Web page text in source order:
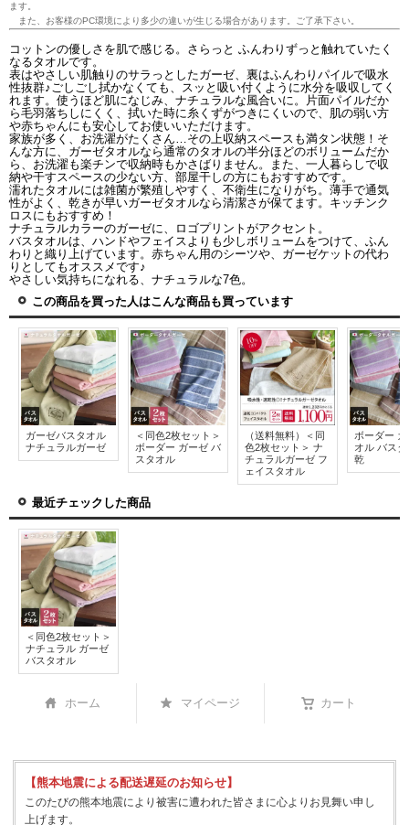
ます。
また、お客様のPC環境により多少の違いが生じる場合があります。ご了承下さい。
コットンの優しさを肌で感じる。さらっと ふんわりずっと触れていたく
なるタオルです。
表はやさしい肌触りのサラっとしたガーゼ、裏はふんわりパイルで吸水
性抜群♪ごしごし拭かなくても、スッと吸い付くように水分を吸収してく
れます。使うほど肌になじみ、ナチュラルな風合いに。片面パイルだか
ら毛羽落ちしにくく、拭いた時に糸くずがつきにくいので、肌の弱い方
や赤ちゃんにも安心してお使いいただけます。
家族が多く、お洗濯がたくさん…その上収納スペースも満タン状態！そ
んな方に、ガーゼタオルなら通常のタオルの半分ほどのボリュームだか
ら、お洗濯も楽チンで収納時もかさばりません。また、一人暮らしで収
納や干すスペースの少ない方、部屋干しの方にもおすすめです。
濡れたタオルには雑菌が繁殖しやすく、不衛生になりがち。薄手で通気
性がよく、乾きが早いガーゼタオルなら清潔さが保てます。キッチンク
ロスにもおすすめ！
ナチュラルカラーのガーゼに、ロゴプリントがアクセント。
バスタオルは、ハンドやフェイスよりも少しボリュームをつけて、ふん
わりと織り上げています。赤ちゃん用のシーツや、ガーゼケットの代わ
りとしてもオススメです♪
やさしい気持ちになれる、ナチュラルな7色。
この商品を買った人はこんな商品も買っています
ガーゼバスタオル
ナチュラルガーゼ
＜同色2枚セット＞
ボーダー ガーゼ バ
スタオル
（送料無料）＜同
色2枚セット＞ ナ
チュラルガーゼ フ
ェイスタオル
ボーダー
オル バス
乾
最近チェックした商品
＜同色2枚セット＞
ナチュラル ガーゼ
バスタオル
ホーム マイページ カート
【熊本地震による配送遅延のお知らせ】
このたびの熊本地震により被害に遭われた皆さまに心よりお見舞い申し
上げます。